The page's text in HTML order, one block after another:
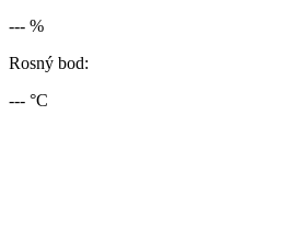
--- %
Rosný bod:
--- °C